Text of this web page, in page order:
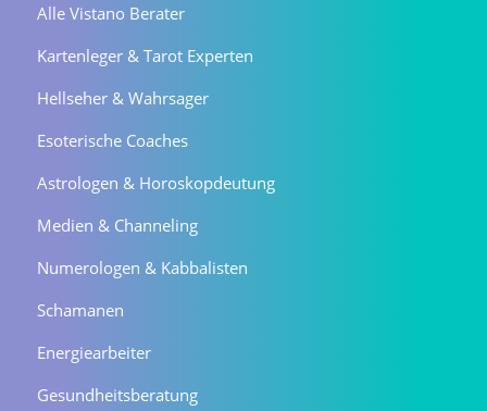
Alle Vistano Berater
Kartenleger & Tarot Experten
Hellseher & Wahrsager
Esoterische Coaches
Astrologen & Horoskopdeutung
Medien & Channeling
Numerologen & Kabbalisten
Schamanen
Energiearbeiter
Gesundheitsberatung